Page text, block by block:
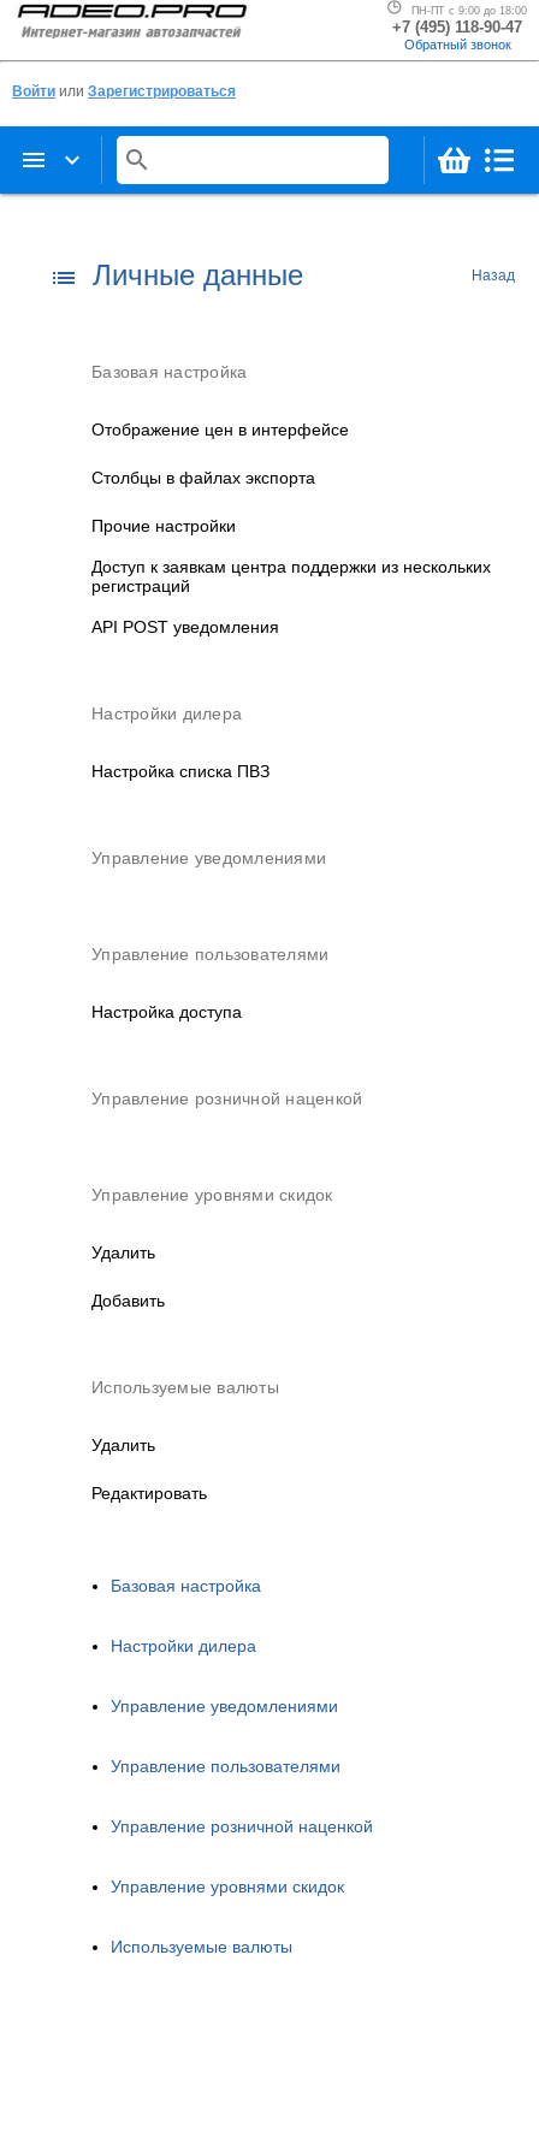
ПН-ПТ с 9:00 до 18:00
+7 (495) 118-90-47
Обратный звонок
Войти или Зарегистрироваться
menu keyboard_arrow_down search
list Личные данные Назад
Базовая настройка
Отображение цен в интерфейсе
Столбцы в файлах экспорта
Прочие настройки
Доступ к заявкам центра поддержки из нескольких
регистраций
API POST уведомления
Настройки дилера
Настройка списка ПВЗ
Управление уведомлениями
Управление пользователями
Настройка доступа
Управление розничной наценкой
Управление уровнями скидок
Удалить
Добавить
Используемые валюты
Удалить
Редактировать
Базовая настройка
Настройки дилера
Управление уведомлениями
Управление пользователями
Управление розничной наценкой
Управление уровнями скидок
Используемые валюты